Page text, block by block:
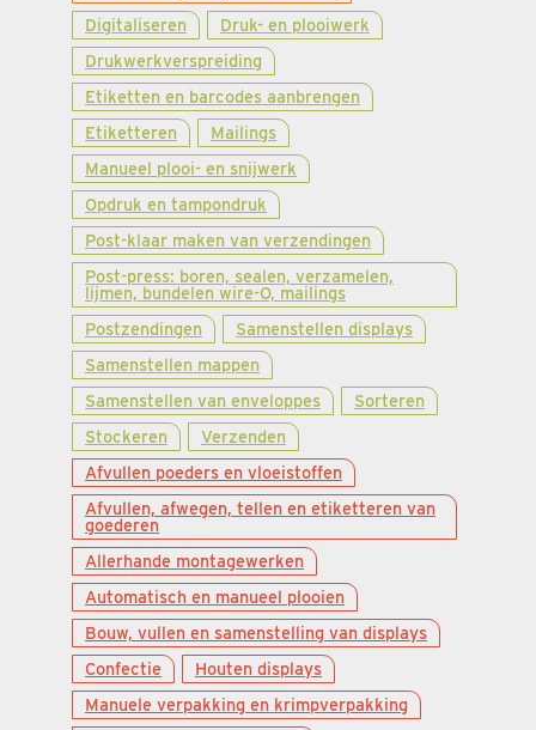
Digitaliseren
Druk- en plooiwerk
Drukwerkverspreiding
Etiketten en barcodes aanbrengen
Etiketteren
Mailings
Manueel plooi- en snijwerk
Opdruk en tampondruk
Post-klaar maken van verzendingen
Post-press: boren, sealen, verzamelen,
lijmen, bundelen wire-O, mailings
Postzendingen
Samenstellen displays
Samenstellen mappen
Samenstellen van enveloppes
Sorteren
Stockeren
Verzenden
Afvullen poeders en vloeistoffen
Afvullen, afwegen, tellen en etiketteren van
goederen
Allerhande montagewerken
Automatisch en manueel plooien
Bouw, vullen en samenstelling van displays
Confectie
Houten displays
Manuele verpakking en krimpverpakking